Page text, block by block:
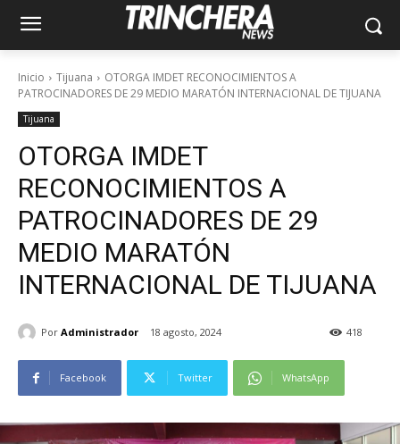
Inicio Tijuana
OTORGA IMDET RECONOCIMIENTOS A
PATROCINADORES DE 29 MEDIO MARATÓN INTERNACIONAL DE TIJUANA
Tijuana
OTORGA IMDET
RECONOCIMIENTOS A
PATROCINADORES DE 29
MEDIO MARATÓN
INTERNACIONAL DE TIJUANA
Por Administrador 18 agosto, 2024 418
Facebook Twitter WhatsApp